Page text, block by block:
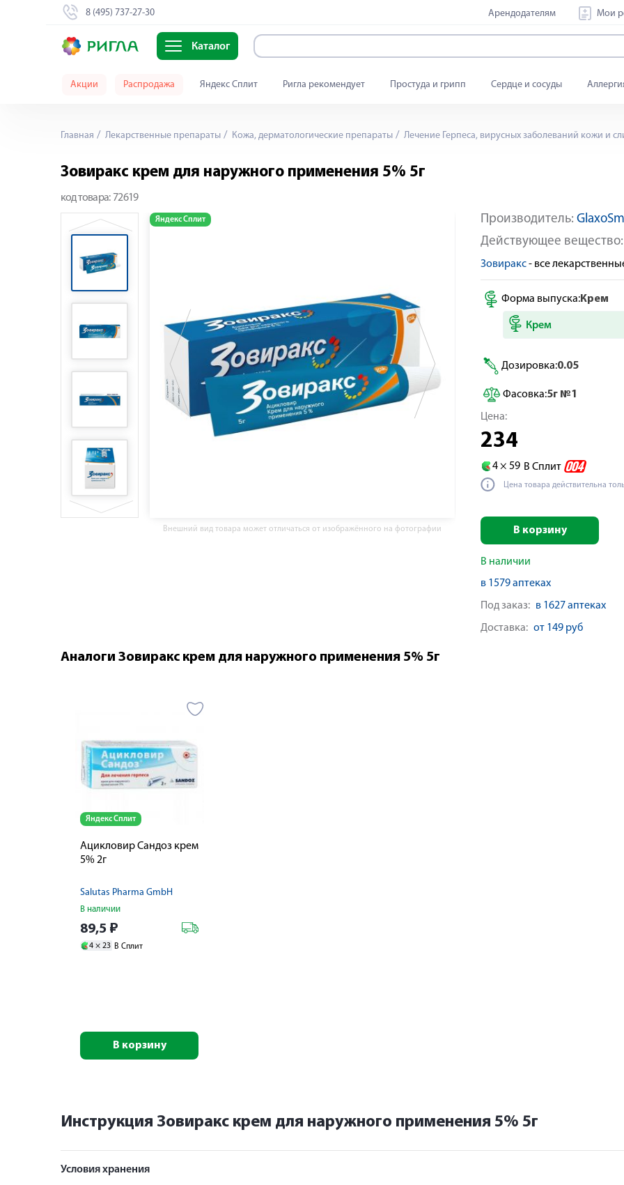
8 (495) 737-27-30 Арендодателям Мои
Каталог
Акции Распродажа Яндекс Сплит Ригла рекомендует Простуда и грипп Сердце и сосуды
Главная Лекарственные препараты Кожа, дерматологические препараты Лечение Герпеса, вирусных заболеваний кожи и
Зовиракс крем для наружного применения 5% 5г
код товара: 72619
Яндекс Сплит Яндекс Сплит
Внешний вид товара может отличаться от изображённого на фотографии
Производитель:
Действующее вещество:
Зовиракс- все
Форма выпуска:Крем
Крем
Дозировка:0.05
Фасовка:5г №1
Цена:
234
4 × 59 В Сплит
Цена товара действительна
В корзину
В наличии
в 1579 аптеках
Под заказ: в 1627 аптеках
Доставка: от 149 руб
Аналоги Зовиракс крем для наружного применения 5% 5г
Яндекс Сплит
Ацикловир Сандоз крем
5% 2г
Salutas Pharma GmbH
В наличии
89,5 ₽
4 × 23 В Сплит
В корзину
Инструкция Зовиракс крем для наружного применения 5% 5г
Условия хранения